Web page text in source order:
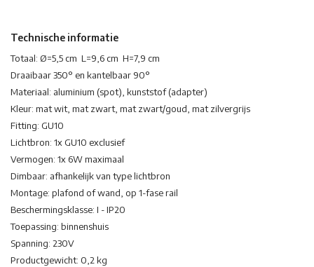
Technische informatie
Totaal: Ø=5,5 cm L=9,6 cm H=7,9 cm
Draaibaar 350° en kantelbaar 90°
Materiaal: aluminium (spot), kunststof (adapter)
Kleur: mat wit, mat zwart, mat zwart/goud, mat zilvergrijs
Fitting: GU10
Lichtbron: 1x GU10 exclusief
Vermogen: 1x 6W maximaal
Dimbaar: afhankelijk van type lichtbron
Montage: plafond of wand, op 1-fase rail
Beschermingsklasse: I - IP20
Toepassing: binnenshuis
Spanning: 230V
Productgewicht: 0,2 kg